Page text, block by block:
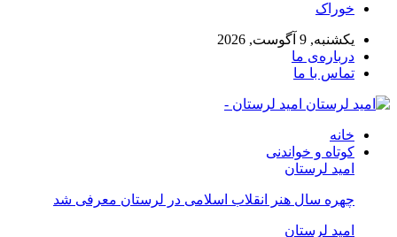
خوراک
یکشنبه, 9 آگوست, 2026
درباره‌ی ما
تماس با ما
امید لرستان -
خانه
کوتاه و خواندنی
امید لرستان
چهره سال هنر انقلاب اسلامی در لرستان معرفی شد
امید لرستان